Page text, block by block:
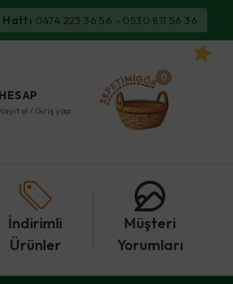
0474 223 36 56 - 0530 811 56 36
HESAP
Kayıt ol / Giriş yap
0
İndirimli
Ürünler
Müşteri
Yorumları